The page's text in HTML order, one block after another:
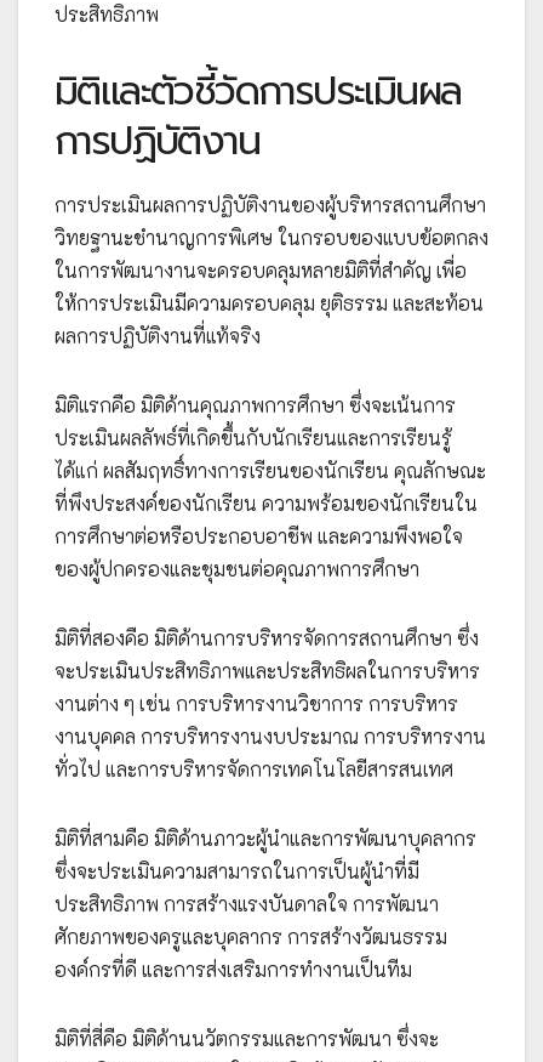
ประสิทธิภาพ
มิติและตัวชี้วัดการประเมินผล
การปฏิบัติงาน
การประเมินผลการปฏิบัติงานของผู้บริหารสถานศึกษา
วิทยฐานะชำนาญการพิเศษ ในกรอบของแบบข้อตกลง
ในการพัฒนางานจะครอบคลุมหลายมิติที่สำคัญ เพื่อ
ให้การประเมินมีความครอบคลุม ยุติธรรม และสะท้อน
ผลการปฏิบัติงานที่แท้จริง
มิติแรกคือ มิติด้านคุณภาพการศึกษา ซึ่งจะเน้นการ
ประเมินผลลัพธ์ที่เกิดขึ้นกับนักเรียนและการเรียนรู้
ได้แก่ ผลสัมฤทธิ์ทางการเรียนของนักเรียน คุณลักษณะ
ที่พึงประสงค์ของนักเรียน ความพร้อมของนักเรียนใน
การศึกษาต่อหรือประกอบอาชีพ และความพึงพอใจ
ของผู้ปกครองและชุมชนต่อคุณภาพการศึกษา
มิติที่สองคือ มิติด้านการบริหารจัดการสถานศึกษา ซึ่ง
จะประเมินประสิทธิภาพและประสิทธิผลในการบริหาร
งานต่าง ๆ เช่น การบริหารงานวิชาการ การบริหาร
งานบุคคล การบริหารงานงบประมาณ การบริหารงาน
ทั่วไป และการบริหารจัดการเทคโนโลยีสารสนเทศ
มิติที่สามคือ มิติด้านภาวะผู้นำและการพัฒนาบุคลากร
ซึ่งจะประเมินความสามารถในการเป็นผู้นำที่มี
ประสิทธิภาพ การสร้างแรงบันดาลใจ การพัฒนา
ศักยภาพของครูและบุคลากร การสร้างวัฒนธรรม
องค์กรที่ดี และการส่งเสริมการทำงานเป็นทีม
มิติที่สี่คือ มิติด้านนวัตกรรมและการพัฒนา ซึ่งจะ